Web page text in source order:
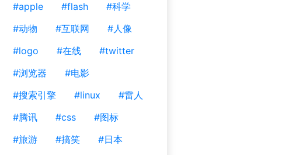
#apple
#flash
#科学
#动物
#互联网
#人像
#logo
#在线
#twitter
#浏览器
#电影
#搜索引擎
#linux
#雷人
#腾讯
#css
#图标
#旅游
#搞笑
#日本